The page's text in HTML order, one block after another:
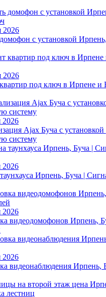
2026
с установкой
2026
под ключ в Ирпене и
2026
Ajax Буча с
систему
2026
Ирпень, Буча |
2026
видеодомофонов Ирпень,
2026
видеонаблюдения Ирпень,